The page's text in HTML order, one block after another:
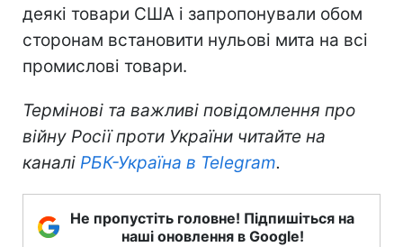
деякі товари США і запропонували обом
сторонам встановити нульові мита на всі
промислові товари.
Термінові та важливі повідомлення про
війну Росії проти України читайте на
каналі РБК-Україна в Telegram.
Не пропустіть головне! Підпишіться на
наші оновлення в Google!